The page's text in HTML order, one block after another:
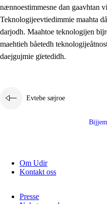
2.5.3 Monnehke
nænnoestimmesne dan gaavhtan
Teknologijeevtiedimmie maahta
darjodh. Maahtoe teknologijen
maehtieh båetedh
daejgujmie gïetedidh.
Evtebe sæjroe
Om Udir
Kontakt oss
Presse